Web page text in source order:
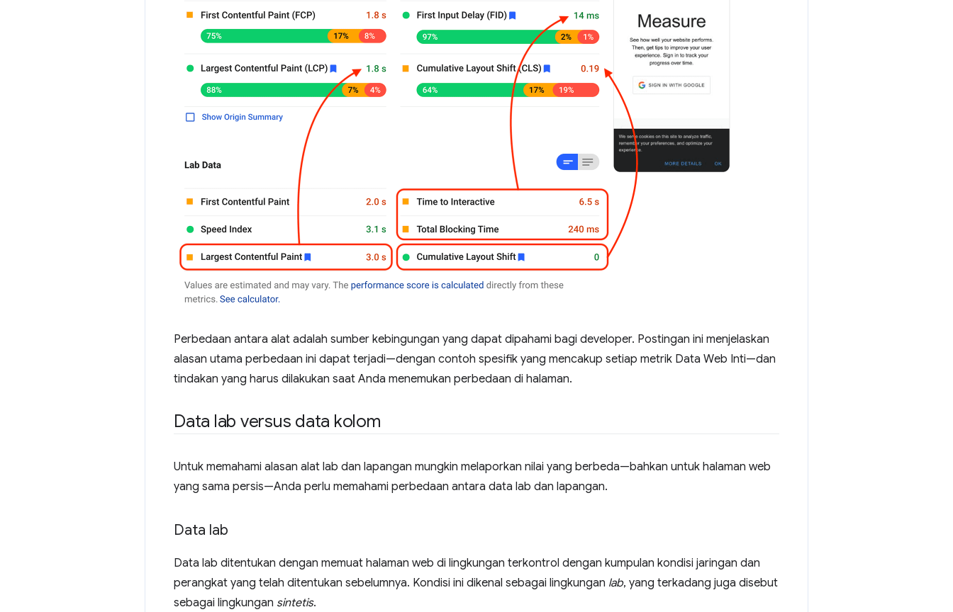
Perbedaan antara alat adalah sumber kebingungan yang dapat dipahami bagi developer. Postingan ini menjelaskan
alasan utama perbedaan ini dapat terjadi—dengan contoh spesifik yang mencakup setiap metrik Data Web Inti—dan
tindakan yang harus dilakukan saat Anda menemukan perbedaan di halaman.
Data lab versus data kolom
Untuk memahami alasan alat lab dan lapangan mungkin melaporkan nilai yang berbeda—bahkan untuk halaman web
yang sama persis—Anda perlu memahami perbedaan antara data lab dan lapangan.
Data lab
Data lab ditentukan dengan memuat halaman web di lingkungan terkontrol dengan kumpulan kondisi jaringan dan
perangkat yang telah ditentukan sebelumnya. Kondisi ini dikenal sebagai lingkungan lab, yang terkadang juga disebut
sebagai lingkungan sintetis.